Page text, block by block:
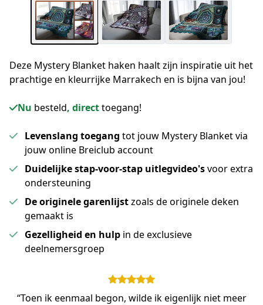
Deze Mystery Blanket haken haalt zijn inspiratie uit het
prachtige en kleurrijke Marrakech en is bijna van jou!
Nu besteld, directtoegang!
Levenslang toegang tot jouw Mystery Blanket via
jouw online Breiclub account
Duidelijke stap-voor-stap uitlegvideo'svoor extra
ondersteuning
De originele garenlijstzoals de originele deken
gemaakt is
Gezelligheid en hulp in de exclusieve
deelnemersgroep
“Toen ik eenmaal begon, wilde ik eigenlijk niet meer